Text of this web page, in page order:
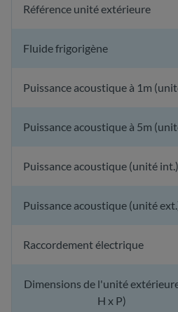
Référence unité extérieure
Fluide frigorigène
Puissance acoustique à 1m
Puissance acoustique à 5m
Puissance acoustique (unité int.)
Puissance acoustique (unité
Raccordement électrique
Dimensions de l'unité
H x P)